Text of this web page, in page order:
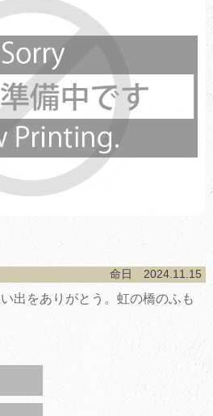
命日 2024.11.15
出をありがとう。虹の橋のふも